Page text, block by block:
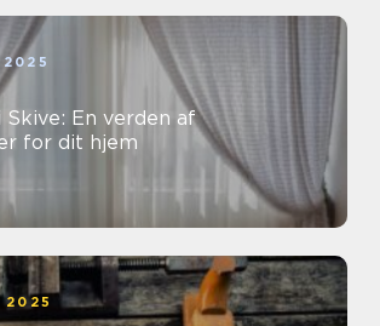
Skive: En verden af
for dit hjem